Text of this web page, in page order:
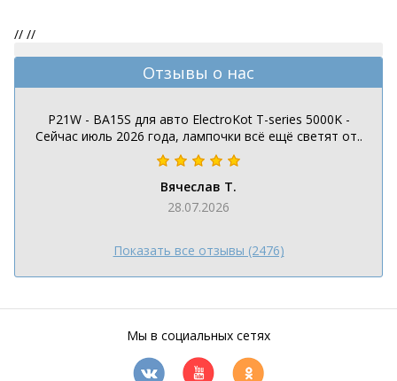
// //
Отзывы о нас
P21W - BA15S для авто ElectroKot T-series 5000K -
Сейчас июль 2026 года, лампочки всё ещё светят от..
Вячеслав Т.
28.07.2026
Показать все отзывы (2476)
Мы в социальных сетях